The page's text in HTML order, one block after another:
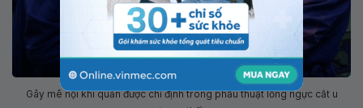
Gây mê nội khí quản được chỉ định trong phẫu thuật lồng ngực cắt u